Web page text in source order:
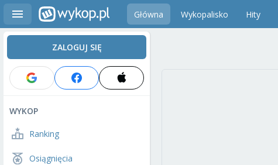
Główna Wykopalisko Hity
ZALOGUJ SIĘ
WYKOP
Ranking
Osiągnięcia